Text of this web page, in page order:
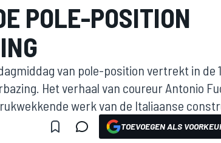
POLE-POSITION
van pole-position vertrekt in de
Het verhaal van coureur Antonio
werk van de Italiaanse
TOEVOEGEN ALS